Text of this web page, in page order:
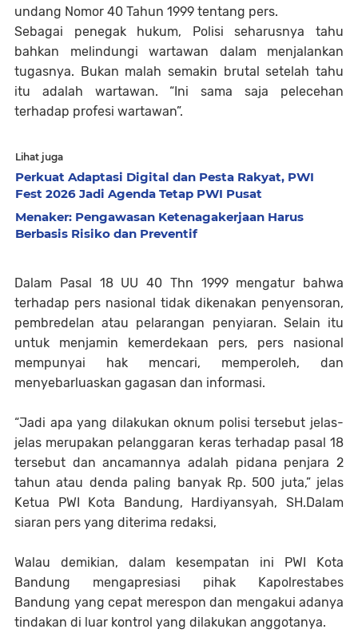
undang Nomor 40 Tahun 1999 tentang pers.
Sebagai penegak hukum, Polisi seharusnya tahu
bahkan melindungi wartawan dalam menjalankan
tugasnya. Bukan malah semakin brutal setelah tahu
itu adalah wartawan. “Ini sama saja pelecehan
terhadap profesi wartawan”.
Lihat juga
Perkuat Adaptasi Digital dan Pesta Rakyat, PWI
Fest 2026 Jadi Agenda Tetap PWI Pusat
Menaker: Pengawasan Ketenagakerjaan Harus
Berbasis Risiko dan Preventif
Dalam Pasal 18 UU 40 Thn 1999 mengatur bahwa
terhadap pers nasional tidak dikenakan penyensoran,
pembredelan atau pelarangan penyiaran. Selain itu
untuk menjamin kemerdekaan pers, pers nasional
mempunyai hak mencari, memperoleh, dan
menyebarluaskan gagasan dan informasi.
“Jadi apa yang dilakukan oknum polisi tersebut jelas-
jelas merupakan pelanggaran keras terhadap pasal 18
tersebut dan ancamannya adalah pidana penjara 2
tahun atau denda paling banyak Rp. 500 juta,” jelas
Ketua PWI Kota Bandung, Hardiyansyah, SH.Dalam
siaran pers yang diterima redaksi,
Walau demikian, dalam kesempatan ini PWI Kota
Bandung mengapresiasi pihak Kapolrestabes
Bandung yang cepat merespon dan mengakui adanya
tindakan di luar kontrol yang dilakukan anggotanya.